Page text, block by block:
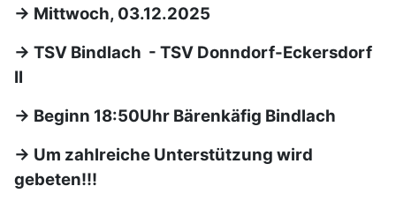
-> Mittwoch, 03.12.2025
-> TSV Bindlach - TSV Donndorf-Eckersdorf
II
-> Beginn 18:50Uhr Bärenkäfig Bindlach
-> Um zahlreiche Unterstützung wird
gebeten!!!